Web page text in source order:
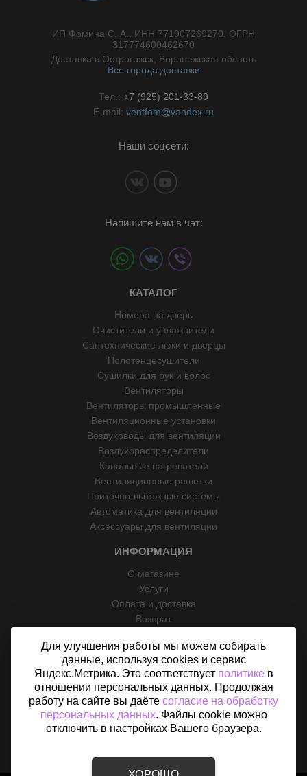
ИП Фомина С. А., ИНН 771907269270, ОГРН
317774600462670
Доставка в Острогожск, Воронежская область
Все города доставки
Тел.: +7 (925) 201-33-89
E-mail: ventfom@yandex.ru
Наши соцсети:
Напишите нам в чат:
КАТАЛОГ
Номера на дверь
Очистители и увлажнители
Сантехнические люки и дверцы
Полотенцесушители
Сушилки для рук и волос
Вентиляторы
Вентиляторы промышленные
Вентиляционные установки
Воздуховоды для вентиляции
Воздухораспределители
Канальные нагреватели
Вентиляционные решетки
Приточно-вытяжные системы
Автоматика для вентиляции
Аксессуары для вентиляции
ИНФОРМАЦИЯ
О магазине
Услуги
Оплата и доставка
Возврат
Контакты
Политика конфиденциальности
Согласие на обработку персональных данных
Карта сайта
Для улучшения работы мы можем собирать
данные, используя cookies и сервис
Яндекс.Метрика. Это соответствует политикев
отношении персональных данных. Продолжая
работу на сайте вы даёте согласие на обработку
персональных данных. Файлы cookie можно
отключить в настройках Вашего браузера.